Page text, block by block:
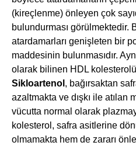
(kireçlenme) önleyen çok
bulundurması görülmektedir.
atardamarları genişleten bir
maddesinin bulunmasıdır.
olarak bilinen HDL
Sikloartenol , bağırsaktan
azaltmakta ve dışkı ile atılan
vücutta normal olarak
kolesterol, safra asitlerine
olmamakta hem de zararı